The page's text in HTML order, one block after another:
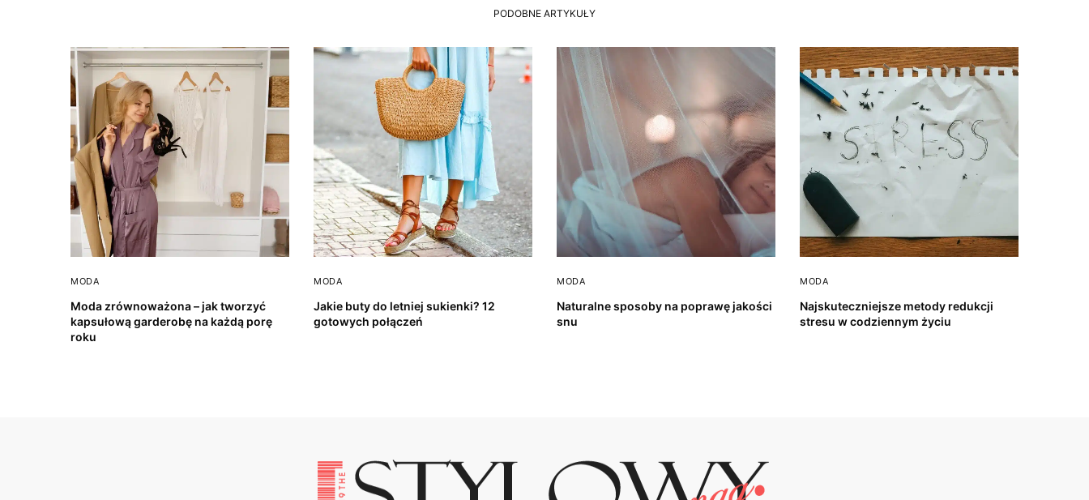
PODOBNE ARTYKUŁY
MODA
Moda zrównoważona – jak tworzyć
kapsułową garderobę na każdą porę
roku
MODA
Jakie buty do letniej sukienki? 12
gotowych połączeń
MODA
Naturalne sposoby na poprawę jakości
snu
MODA
Najskuteczniejsze metody redukcji
stresu w codziennym życiu